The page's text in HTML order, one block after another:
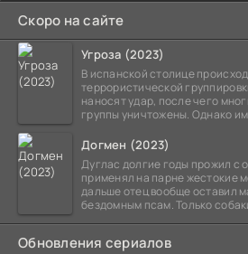
Скоро на сайте
Угроза (2023)
В испанской столице
террористической
наносят удар, после чего
группы уничтожены. Однако
Догмен (2023)
Дуглас долгие годы прожил с
применял на парне жестокие
дальше отец вообще оставил
бездомным псам. Только
Обновления сериалов